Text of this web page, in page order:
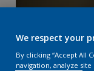
We respect your
By clicking “Accept All
navigation, analyze